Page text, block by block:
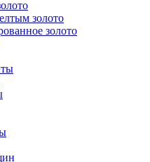
золото
золото